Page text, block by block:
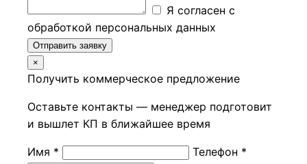
Я согласен с
обработкой персональных данных
Отправить заявку
×
Получить коммерческое предложение
Оставьте контакты — менеджер подготовит
и вышлет КП в ближайшее время
Имя *
Телефон *